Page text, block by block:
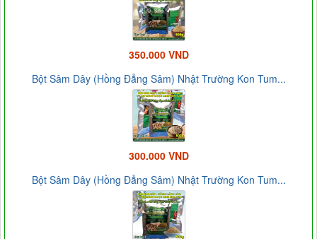
350.000 VND
Bột Sâm Dây (Hồng Đẳng Sâm) Nhật Trường Kon Tum...
300.000 VND
Bột Sâm Dây (Hồng Đẳng Sâm) Nhật Trường Kon Tum...